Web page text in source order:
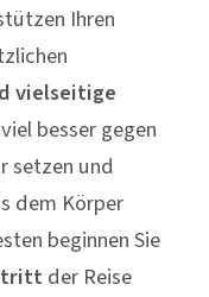
Ihren
vielseitige
besser gegen
setzen und
dem Körper
beginnen Sie
der Reise